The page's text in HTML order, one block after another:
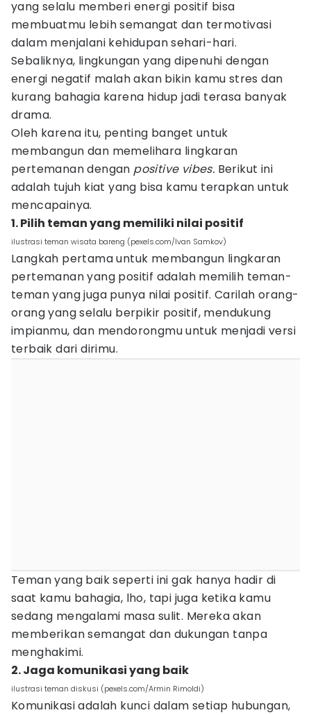
yang selalu memberi energi positif bisa
membuatmu lebih semangat dan termotivasi
dalam menjalani kehidupan sehari-hari.
Sebaliknya, lingkungan yang dipenuhi dengan
energi negatif malah akan bikin kamu stres dan
kurang bahagia karena hidup jadi terasa banyak
drama.
Oleh karena itu, penting banget untuk
membangun dan memelihara lingkaran
pertemanan dengan positive vibes. Berikut ini
adalah tujuh kiat yang bisa kamu terapkan untuk
mencapainya.
1. Pilih teman yang memiliki nilai positif
ilustrasi teman wisata bareng (pexels.com/Ivan Samkov)
Langkah pertama untuk membangun lingkaran
pertemanan yang positif adalah memilih teman-
teman yang juga punya nilai positif. Carilah orang-
orang yang selalu berpikir positif, mendukung
impianmu, dan mendorongmu untuk menjadi versi
terbaik dari dirimu.
Teman yang baik seperti ini gak hanya hadir di
saat kamu bahagia, lho, tapi juga ketika kamu
sedang mengalami masa sulit. Mereka akan
memberikan semangat dan dukungan tanpa
menghakimi.
2. Jaga komunikasi yang baik
ilustrasi teman diskusi (pexels.com/Armin Rimoldi)
Komunikasi adalah kunci dalam setiap hubungan,